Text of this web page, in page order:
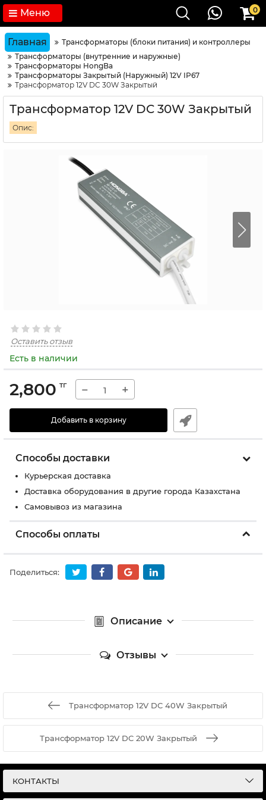
Меню 0
Главная
Трансформаторы (блоки питания) и контроллеры
Трансформаторы (внутренние и наружные)
Трансформаторы HongBa
Трансформаторы Закрытый (Наружный) 12V IP67
Трансформатор 12V DC 30W Закрытый
Трансформатор 12V DC 30W Закрытый
Опис:
Оставить отзыв
Есть в наличии
2,800 тг − +
Добавить в корзину
Способы доставки
Курьерская доставка
Доставка оборудования в другие города Казахстана
Самовывоз из магазина
Способы оплаты
Поделиться:
Описание
Отзывы
Трансформатор 12V DC 40W Закрытый
Трансформатор 12V DC 20W Закрытый
КОНТАКТЫ